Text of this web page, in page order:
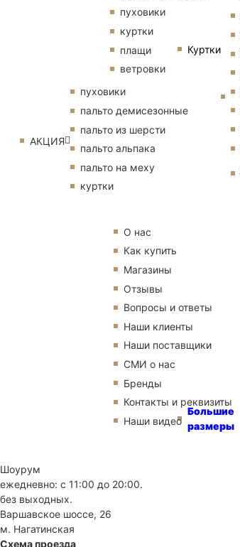
Куртки
Большие
размеры
пуховики
куртки
плащи
ветровки
АКЦИЯ
пуховики
пальто демисезонные
пальто из шерсти
пальто альпака
пальто на меху
куртки
О нас
Как купить
Магазины
Отзывы
Вопросы и ответы
Наши клиенты
Наши поставщики
СМИ о нас
Бренды
Контакты и реквизиты
Наши видео
Шоурум
ежедневно: с 11:00 до 20:00.
без выходных.
Варшавское шоссе, 26
м. Нагатинская
Схема проезда